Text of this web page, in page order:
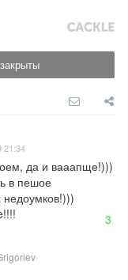
21:34
да и вааапще!)))
в пешое
недоумков!)))
3